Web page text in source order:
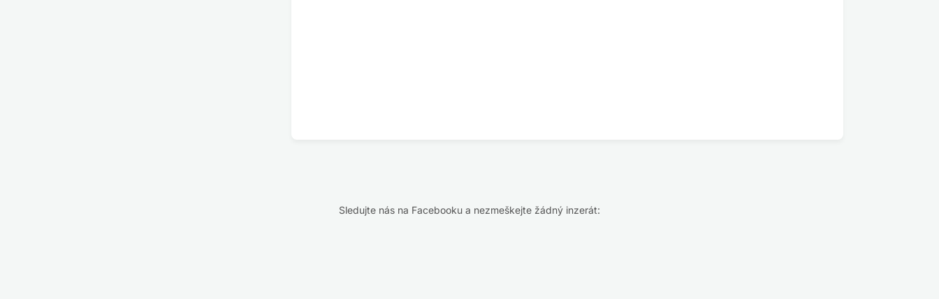
Sledujte nás na Facebooku a nezmeškejte žádný inzerát: